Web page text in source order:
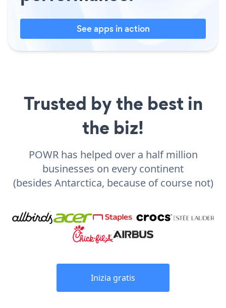
See apps in action
Trusted by the best in
the biz!
POWR has helped over a half million
businesses on every continent
(besides Antarctica, because of course not)
Inizia gratis